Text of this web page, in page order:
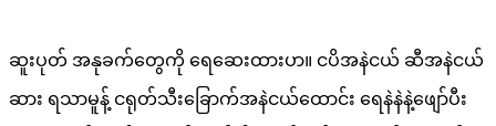
ဆူးပုတ် အနုခက်‌တွေကို ရေဆေးထားပာ။ ငပိအနဲငယ် ဆီအနဲငယ်
ဆား ရသာမူန့် ငရုတ်သီး‌ခြောက်အနဲငယ်ထောင်း ရေနဲနဲနဲ့ဖျော်ပီး